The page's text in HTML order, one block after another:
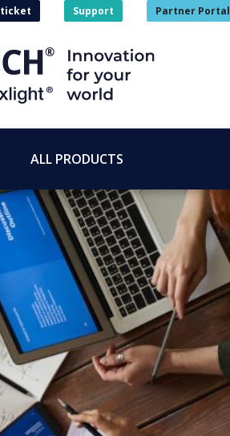
ticket Support Partner Portal
ALL PRODUCTS